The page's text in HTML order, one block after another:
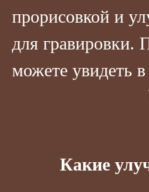
прорисовкой и
для
можете увидеть в
Какие